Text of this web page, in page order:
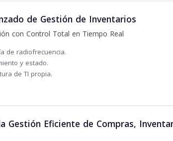
de Gestión de Inventarios
con Control Total en Tiempo Real
de radiofrecuencia.
y estado.
de TI propia.
Gestión Eficiente de Compras,